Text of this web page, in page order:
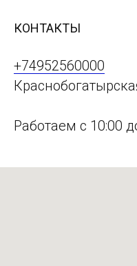
КОНТАКТЫ
+74952560000
Работаем с 10:00